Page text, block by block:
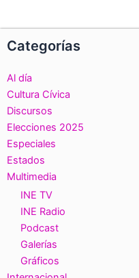
Categorías
Al día
Cultura Cívica
Discursos
Elecciones 2025
Especiales
Estados
Multimedia
INE TV
INE Radio
Podcast
Galerías
Gráficos